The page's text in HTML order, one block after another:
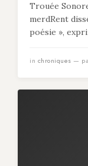
Trouée
merdRent
poésie »,
in chroniques —